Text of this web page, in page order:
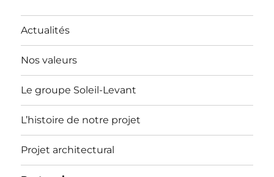
Actualités
Nos valeurs
Le groupe Soleil-Levant
L’histoire de notre projet
Projet architectural